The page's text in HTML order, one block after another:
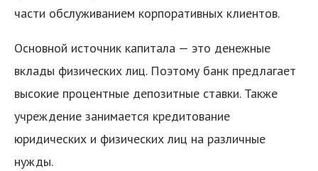
части обслуживанием корпоративных клиентов.
Основной источник капитала — это денежные
вклады физических лиц. Поэтому банк предлагает
высокие процентные депозитные ставки. Также
учреждение занимается кредитование
юридических и физических лиц на различные
нужды.